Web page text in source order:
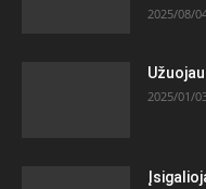
2025/08/
2025/01/